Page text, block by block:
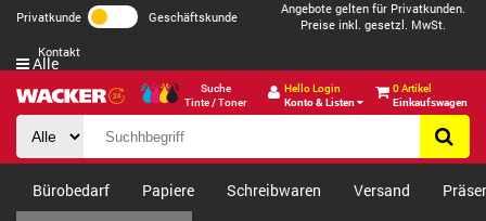
Privatkunde Geschäftskunde
Angebote gelten für Privatkunden.
Preise inkl. gesetzl. MwSt.
Kontakt
Suche
Tinte / Toner
Hello Login
Konto & Listen
0 Artikel
Einkaufswagen
Alle
Bürobedarf Papiere Schreibwaren Versand